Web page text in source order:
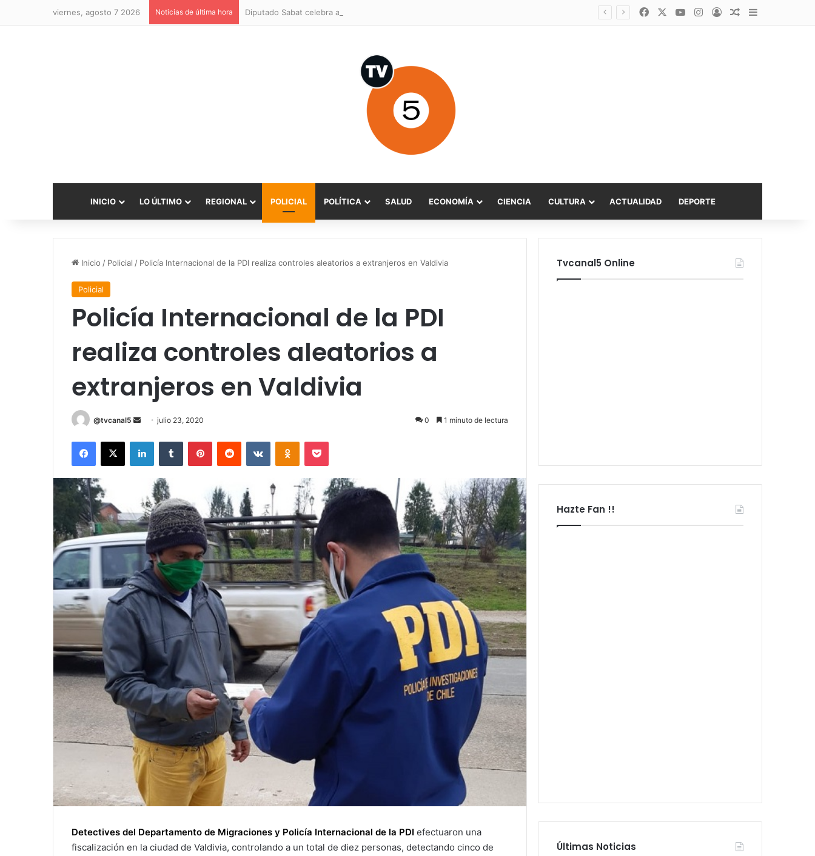
viernes, agosto 7 2026 Noticias de última hora FacebookYouTubeInstagram
AccesoPublicación al
Barra lateral
INICIO LO ÚLTIMO REGIONAL POLICIAL POLÍTICA SALUD ECONOMÍA CIENCIA CULTURA ACTUALIDAD DEPORTE
Inicio / Policial / Policía Internacional de la PDI realiza controles aleatorios a extranjeros en Valdivia
Policial
Policía Internacional de la PDI
realiza controles aleatorios a
extranjeros en Valdivia
@tvcanal5
Send
email
julio 23, 2020 0 1 minuto de lectura
Facebook
X LinkedInTumblr PinterestReddit VKontakteOdnoklassniki
Pocket
Detectives del Departamento de Migraciones y Policía Internacional de la PDI efectuaron una
fiscalización en la ciudad de Valdivia, controlando a un total de diez personas, detectando cinco de
Tvcanal5 Online
Hazte Fan !!
Últimas Noticias